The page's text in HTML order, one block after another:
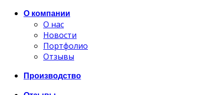
О компании
О нас
Новости
Портфолио
Отзывы
Производство